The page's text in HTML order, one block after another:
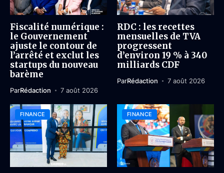
Fiscalité numérique :
le Gouvernement
ajuste le contour de
l’arrêté et exclut les
startups du nouveau
barème
ParRédaction 7 août 2026
RDC : les recettes
mensuelles de TVA
progressent
d’environ 19 % à 340
milliards CDF
ParRédaction 7 août 2026
FINANCE FINANCE